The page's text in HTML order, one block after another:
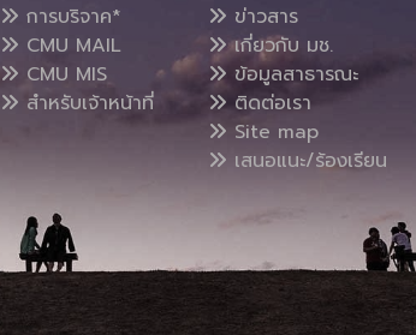
การบริจาค*
CMU MAIL
CMU MIS
สำหรับเจ้าหน้าที่
ข่าวสาร
เกี่ยวกับ มช.
ข้อมูลสาธารณะ
ติดต่อเรา
Site map
เสนอแนะ/ร้องเรียน